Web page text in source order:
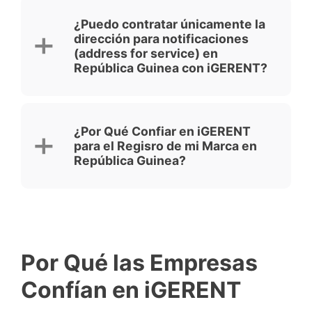
¿Puedo contratar únicamente la
dirección para notificaciones
(address for service) en
República Guinea con iGERENT?
¿Por Qué Confiar en iGERENT
para el Regisro de mi Marca en
República Guinea?
Por Qué las Empresas
Confían en iGERENT